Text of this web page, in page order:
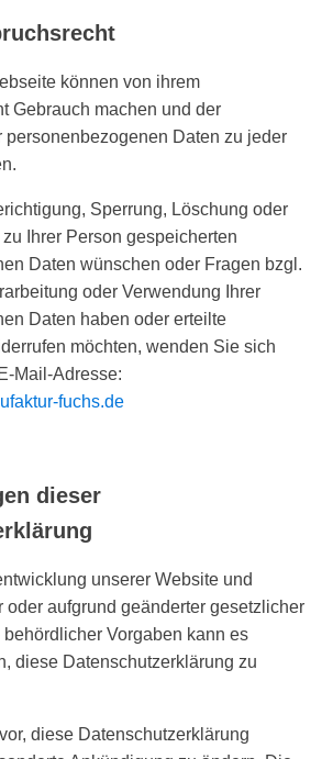
können von ihrem
Gebrauch machen und der
personenbezogenen Daten zu jeder
Sperrung, Löschung oder
Ihrer Person gespeicherten
Daten wünschen oder Fragen bzgl.
oder Verwendung Ihrer
Daten haben oder erteilte
möchten, wenden Sie sich
Mail-Adresse:
fuchs.de
dieser
unserer Website und
oder aufgrund geänderter gesetzlicher
Vorgaben kann es
diese Datenschutzerklärung zu
diese Datenschutzerklärung